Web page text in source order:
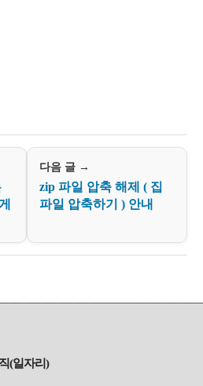
다음 글 →
zip 파일 압축 해제 ( 집
파일 압축하기 ) 안내
(일자리)